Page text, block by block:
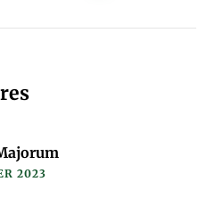
2023